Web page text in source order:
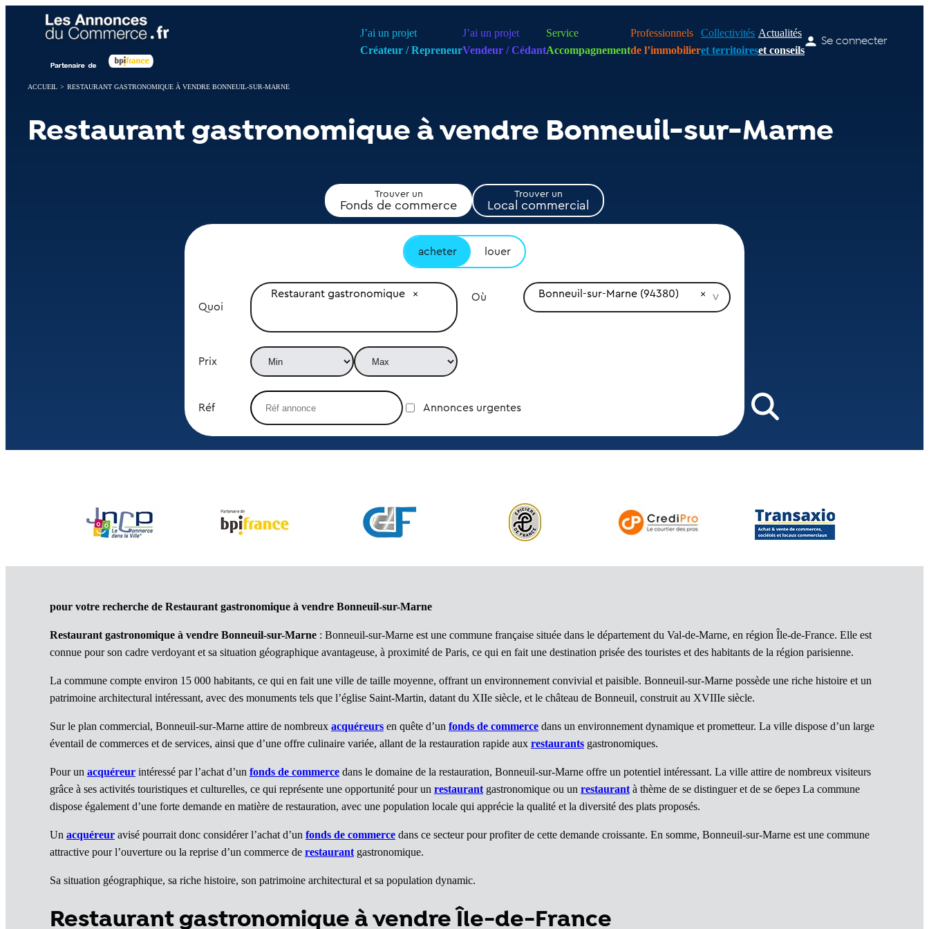
J’ai un projet
Créateur / Repreneur
J’ai un projet
Vendeur / Cédant
Service
Accompagnement
Professionnels
de l’immobilier
Collectivités
et territoires
Actualités
et conseils
Se connecter
ACCUEIL > RESTAURANT GASTRONOMIQUE À VENDRE BONNEUIL-SUR-MARNE
Restaurant gastronomique à vendre Bonneuil-sur-Marne
Trouver un
Fonds de commerce
Trouver un
Local commercial
acheter louer
Quoi
Restaurant gastronomique Où Bonneuil-sur-Marne (94380)
Prix
Réf Annonces urgentes
pour votre recherche de Restaurant gastronomique à vendre Bonneuil-sur-Marne
Restaurant gastronomique à vendre Bonneuil-sur-Marne : Bonneuil-sur-Marne est une commune française située dans le département du Val-de-Marne, en région Île-de-France. Elle est
connue pour son cadre verdoyant et sa situation géographique avantageuse, à proximité de Paris, ce qui en fait une destination prisée des touristes et des habitants de la région parisienne.
La commune compte environ 15 000 habitants, ce qui en fait une ville de taille moyenne, offrant un environnement convivial et paisible. Bonneuil-sur-Marne possède une riche histoire et un
patrimoine architectural intéressant, avec des monuments tels que l’église Saint-Martin, datant du XIIe siècle, et le château de Bonneuil, construit au XVIIIe siècle.
Sur le plan commercial, Bonneuil-sur-Marne attire de nombreux acquéreurs en quête d’un fonds de commerce dans un environnement dynamique et prometteur. La ville dispose d’un large
éventail de commerces et de services, ainsi que d’une offre culinaire variée, allant de la restauration rapide aux restaurants gastronomiques.
Pour un acquéreur intéressé par l’achat d’un fonds de commerce dans le domaine de la restauration, Bonneuil-sur-Marne offre un potentiel intéressant. La ville attire de nombreux visiteurs
grâce à ses activités touristiques et culturelles, ce qui représente une opportunité pour un restaurant gastronomique ou un restaurant à thème de se distinguer et de se берез La commune
dispose également d’une forte demande en matière de restauration, avec une population locale qui apprécie la qualité et la diversité des plats proposés.
Un acquéreur avisé pourrait donc considérer l’achat d’un fonds de commerce dans ce secteur pour profiter de cette demande croissante. En somme, Bonneuil-sur-Marne est une commune
attractive pour l’ouverture ou la reprise d’un commerce de restaurant gastronomique.
Sa situation géographique, sa riche histoire, son patrimoine architectural et sa population dynamic.
Restaurant gastronomique à vendre Île-de-France
Panneau de gestion des cookies